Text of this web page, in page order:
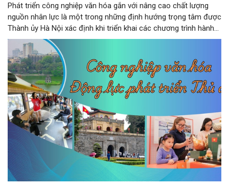
Phát triển công nghiệp văn hóa gắn với nâng cao chất lượng
nguồn nhân lực là một trong những định hướng trọng tâm được
Thành ủy Hà Nội xác định khi triển khai các chương trình hành
động thực hiện các nghị quyết của Bộ Chính trị về giáo dục -
đào tạo, y tế và văn hóa. Theo kết luận của đồng chí Nguyễn
Văn Phong, Phó Bí thư Thành ủy, nhiều nhiệm vụ, giải pháp đồng
bộ đã được đặt ra nhằm phát huy nguồn lực con người, khơi
dậy sức mạnh văn hóa và tạo nền tảng cho sự phát triển bền
vững của Thủ đô.